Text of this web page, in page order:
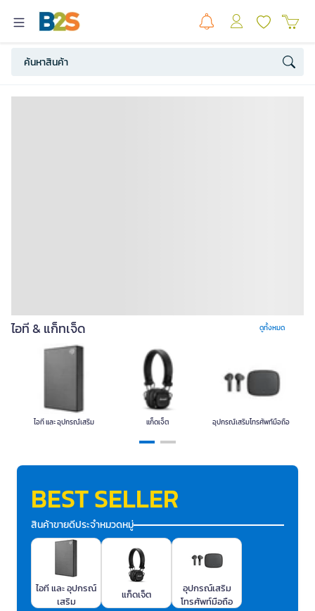
ไอที และ อุปกรณ์
เสริม
แกดเจ็ต & อุปกรณ์
สวมใส่
แสดงน้อยลง
ไอที & แก็ทเจ็ด
ไอที และ อุปกรณ์เสริม แก็ดเจ็ต อุปกรณ์เสริมโทรศัพท์มือถือ
ดูทั้งหมด
BEST SELLER
สินค้าขายดีประจำหมวดหมู่
ไอที และ อุปกรณ์
เสริม
แก็ดเจ็ต
อุปกรณ์เสริม
โทรศัพท์มือถือ